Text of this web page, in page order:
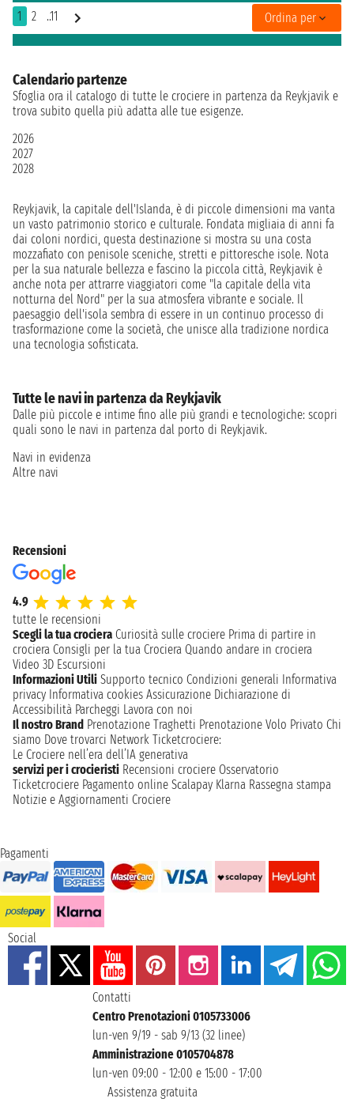
1 2 ..11 Ordina per
Calendario partenze
Sfoglia ora il catalogo di tutte le crociere in partenza da Reykjavik e
trova subito quella più adatta alle tue esigenze.
2026
2027
2028
Reykjavik, la capitale dell'Islanda, è di piccole dimensioni ma vanta
un vasto patrimonio storico e culturale. Fondata migliaia di anni fa
dai coloni nordici, questa destinazione si mostra su una costa
mozzafiato con penisole sceniche, stretti e pittoresche isole. Nota
per la sua naturale bellezza e fascino la piccola città, Reykjavik è
anche nota per attrarre viaggiatori come "la capitale della vita
notturna del Nord" per la sua atmosfera vibrante e sociale. Il
paesaggio dell'isola sembra di essere in un continuo processo di
trasformazione come la società, che unisce alla tradizione nordica
una tecnologia sofisticata.
Tutte le navi in partenza da Reykjavik
Dalle più piccole e intime fino alle più grandi e tecnologiche: scopri
quali sono le navi in partenza dal porto di Reykjavik.
Navi in evidenza
Altre navi
Recensioni
4.9
tutte le recensioni
Scegli la tua crociera Curiosità sulle crociere Prima di partire in
crociera Consigli per la tua Crociera Quando andare in crociera
Video 3D Escursioni
Informazioni Utili Supporto tecnico Condizioni generali Informativa
privacy Informativa cookies Assicurazione Dichiarazione di
Accessibilità Parcheggi Lavora con noi
Il nostro Brand Prenotazione Traghetti Prenotazione Volo Privato Chi
siamo Dove trovarci Network Ticketcrociere:
Le Crociere nell’era dell’IA generativa
servizi per i crocieristi Recensioni crociere Osservatorio
Ticketcrociere Pagamento online Scalapay Klarna Rassegna stampa
Notizie e Aggiornamenti Crociere
Pagamenti
Social
Contatti
Centro Prenotazioni 0105733006
lun-ven 9/19 - sab 9/13 (32 linee)
Amministrazione 0105704878
lun-ven 09:00 - 12:00 e 15:00 - 17:00
Assistenza gratuita